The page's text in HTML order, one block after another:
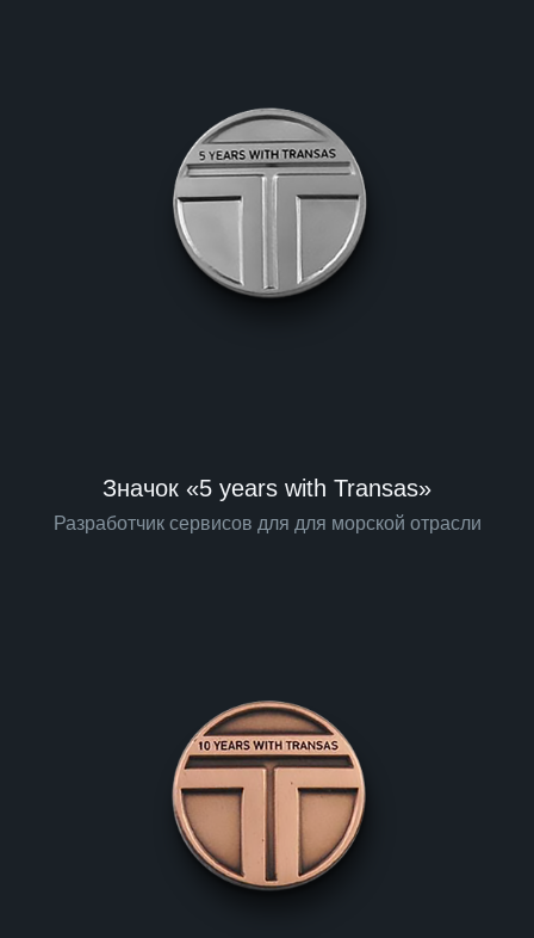
Значок «5 years with Transas»
Разработчик сервисов для для морской отрасли